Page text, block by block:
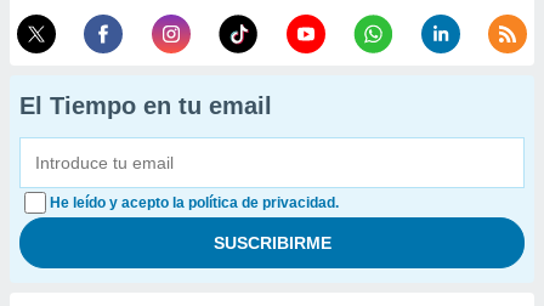
El Tiempo en tu email
He leído y acepto la política de privacidad.